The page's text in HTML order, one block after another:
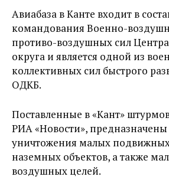
Авиабаза в Канте входит в
командования Военно-
противо-воздушных сил
округа и является одной из
коллективных сил быстрого
ОДКБ.
Поставленные в «Кант»
РИА «Новости», предназначены
уничтожения малых
наземных объектов, а также
воздушных целей.